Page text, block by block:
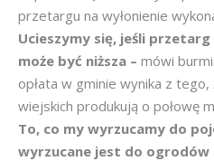
przetargu na wyłonienie
Ucieszymy się, jeśli
może być niższa – mówi
opłata w gminie wynika z
wiejskich produkują o połowę
To, co my wyrzucamy do
wyrzucane jest do ogrodów